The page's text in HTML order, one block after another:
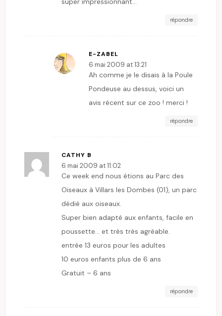
répondre
E-ZABEL
6 mai 2009 at 13:21
Ah comme je le disais à la Poule
Pondeuse au dessus, voici un
avis récent sur ce zoo ! merci !
répondre
CATHY B
6 mai 2009 at 11:02
Ce week end nous étions au Parc des
Oiseaux à Villars les Dombes (01), un parc
dédié aux oiseaux.
Super bien adapté aux enfants, facile en
poussette… et très très agréable.
entrée 13 euros pour les adultes
10 euros enfants plus de 6 ans
Gratuit – 6 ans
répondre